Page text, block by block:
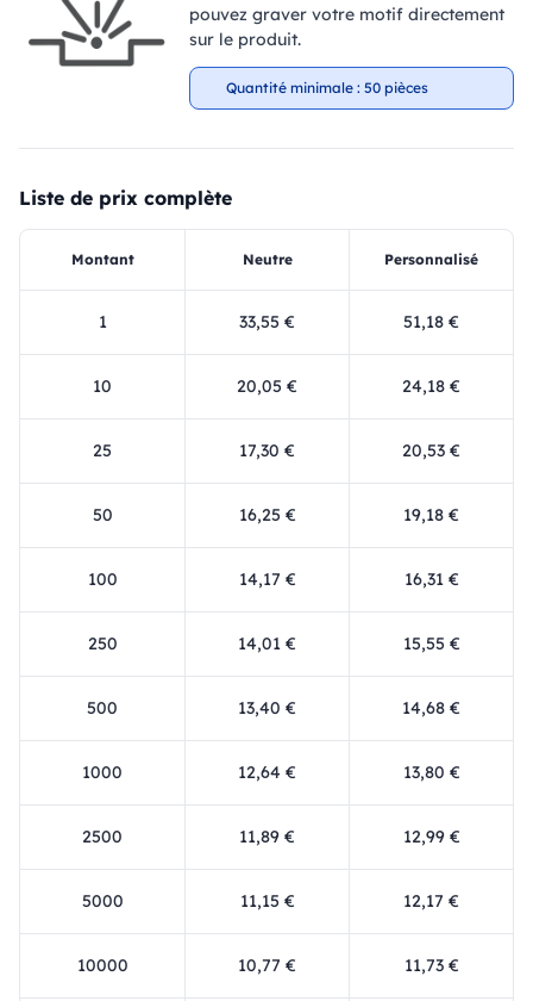
pouvez graver votre motif directement
sur le produit.
Quantité minimale : 50 pièces
Liste de prix complète
Montant Neutre Personnalisé
1 33,55 € 51,18 €
10 20,05 € 24,18 €
25 17,30 € 20,53 €
50 16,25 € 19,18 €
100 14,17 € 16,31 €
250 14,01 € 15,55 €
500 13,40 € 14,68 €
1000 12,64 € 13,80 €
2500 11,89 € 12,99 €
5000 11,15 € 12,17 €
10000 10,77 € 11,73 €